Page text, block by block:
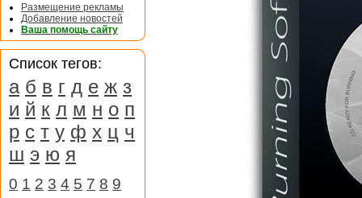
Размещение рекламы
Добавление новостей
Ваша помощь сайту
Список тегов:
а б в г д е ж з
и й к л м н о п
р с т у ф х ц ч
ш э ю я
0 1 2 3 4 5 7 8 9